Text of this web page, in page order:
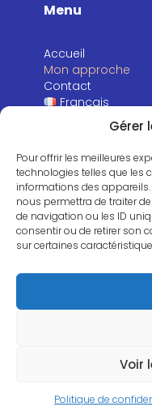
Gérer
Pour offrir les meilleures
technologies telles que les
informations des
nous permettra de traiter
de navigation ou les ID
consentir ou de retirer son
sur certaines
Voir
Politique de
Menu
Accueil
Mon approche
Contact
Français